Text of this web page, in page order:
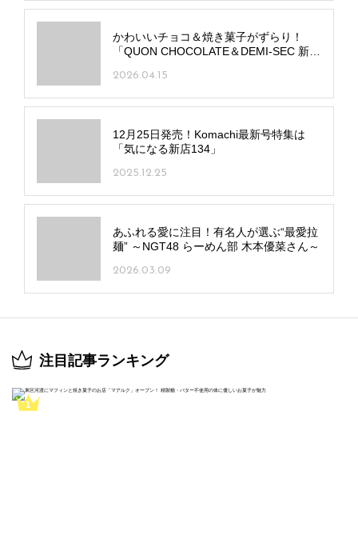
かわいいチョコ＆焼き菓子がずらり！
「QUON CHOCOLATE＆DEMI-SEC 新潟
2026.04.15
12月25日発売！Komachi最新号特集は
「気になる新店134」
2025.12.25
あふれる愛に注目！有名人が選ぶ“最愛拉
麺” ～NGT48 らーめん部 木本優菜さん～
2026.03.09
注目記事ランキング